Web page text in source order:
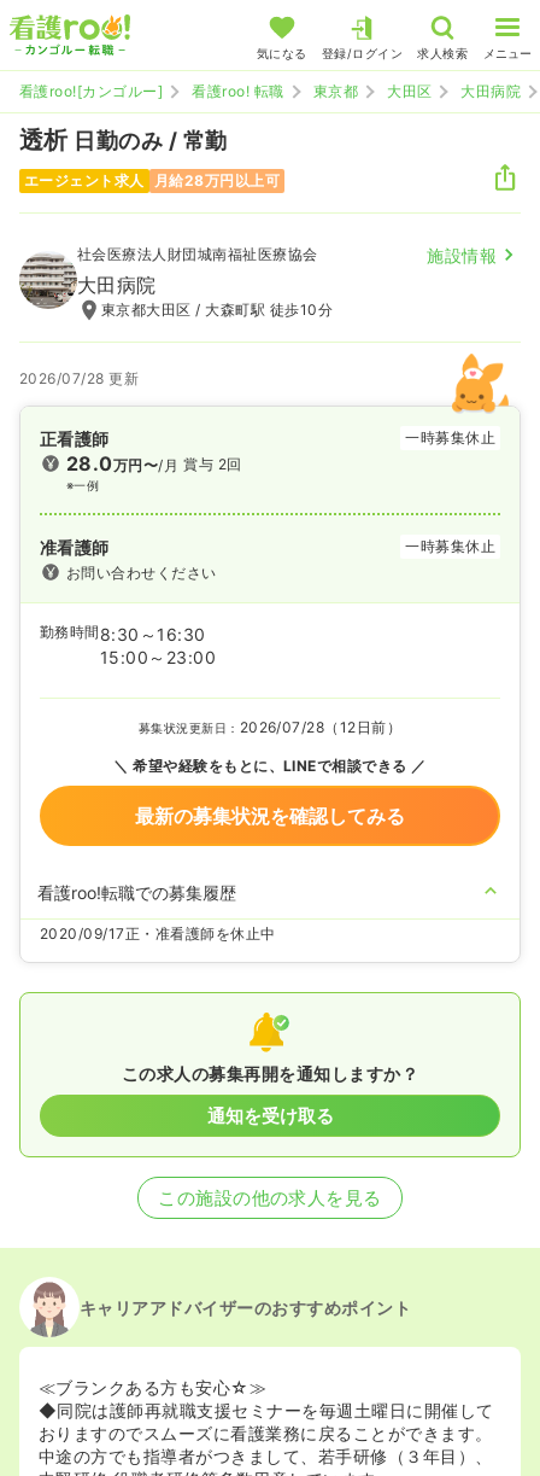
気になる 登録/ログイン 求人検索 メニュー
看護roo![カンゴルー] 看護roo! 転職 東京都 大田区 大田病院
透析日勤のみ / 常勤
エージェント求人 月給28万円以上可
社会医療法人財団城南福祉医療協会 施設情報
大田病院
東京都大田区 / 大森町駅 徒歩10分
2026/07/28 更新
正看護師 一時募集休止
28.0万円〜/月
※一例
賞与 2回
准看護師
一時募集休止
お問い合わせください
勤務時間 8:30～16:30
15:00～23:00
募集状況更新日： 2026/07/28（12日前）
希望や経験をもとに、LINEで相談できる
最新の募集状況を確認してみる
看護roo!転職での募集履歴
2020/09/17正・准看護師を休止中
この求人の募集再開を通知しますか？
通知を受け取る
この施設の他の求人を見る
キャリアアドバイザーのおすすめポイント
≪ブランクある方も安心☆≫
◆同院は護師再就職支援セミナーを毎週土曜日に開催して
おりますのでスムーズに看護業務に戻ることができます。
中途の方でも指導者がつきまして、若手研修（３年目）、